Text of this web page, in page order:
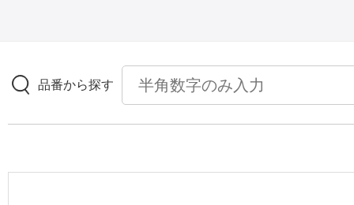
壁紙
品番から探す